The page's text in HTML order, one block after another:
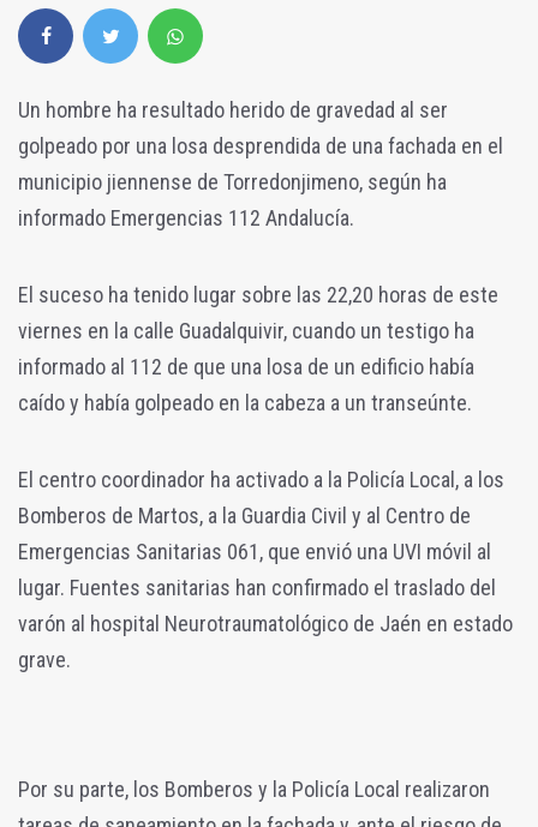
Un hombre ha resultado herido de gravedad al ser
golpeado por una losa desprendida de una fachada en el
municipio jiennense de Torredonjimeno, según ha
informado Emergencias 112 Andalucía.
El suceso ha tenido lugar sobre las 22,20 horas de este
viernes en la calle Guadalquivir, cuando un testigo ha
informado al 112 de que una losa de un edificio había
caído y había golpeado en la cabeza a un transeúnte.
El centro coordinador ha activado a la Policía Local, a los
Bomberos de Martos, a la Guardia Civil y al Centro de
Emergencias Sanitarias 061, que envió una UVI móvil al
lugar. Fuentes sanitarias han confirmado el traslado del
varón al hospital Neurotraumatológico de Jaén en estado
grave.
Por su parte, los Bomberos y la Policía Local realizaron